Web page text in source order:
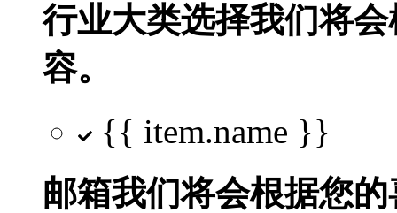
行业大类选择我们将
容。
{{ item.name }}
邮箱我们将会根据您